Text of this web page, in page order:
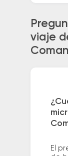
viaje
El